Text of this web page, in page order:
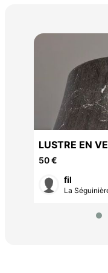
LUSTRE EN
50 €
fil
La